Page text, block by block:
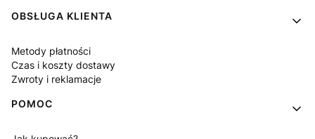
OBSŁUGA KLIENTA
Metody płatności
Czas i koszty dostawy
Zwroty i reklamacje
POMOC